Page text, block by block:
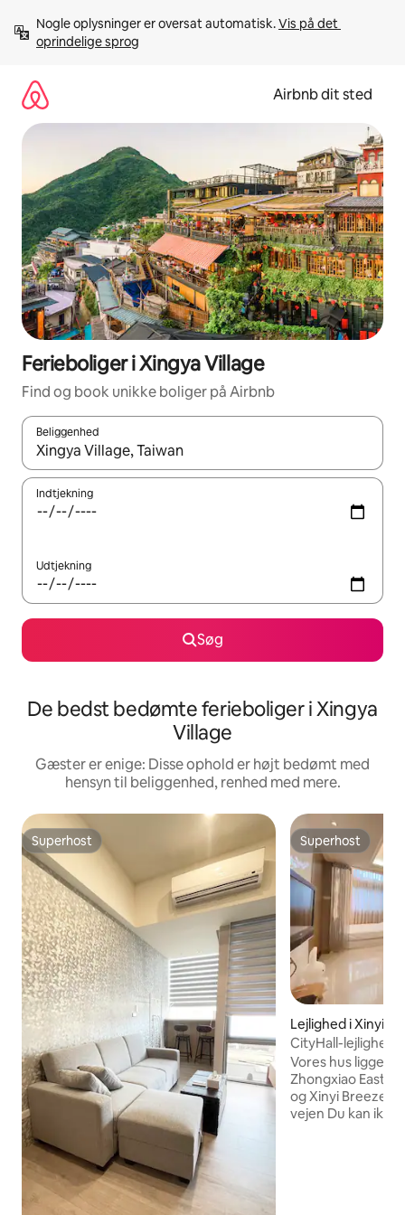
videre
Nogle oplysninger er oversat automatisk. Vis på det
oprindelige sprog
Airbnb dit sted
Ferieboliger i Xingya Village
Find og book unikke boliger på Airbnb
Beliggenhed
Når resultaterne er tilgængelige, skal du navigere med
Indtjekning
Udtjekning
Søg
De bedst bedømte ferieboliger i Xingya
Village
Gæster er enige: Disse ophold er højt bedømt med
hensyn til beliggenhed, renhed med mere.
Superhost
Superhost Superhost
Superhost
Lejlighed i Xinyi
CityHall-lejlighed
101｜松菸 ｜世貿
Vores hus ligger i
Zhongxiao East
og Xinyi Breeze
vejen Du kan